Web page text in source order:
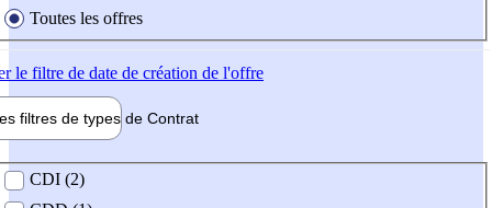
Toutes les offres
le filtre de date de création de l'offre
filtres de types de Contrat
contrat
CDI (2)